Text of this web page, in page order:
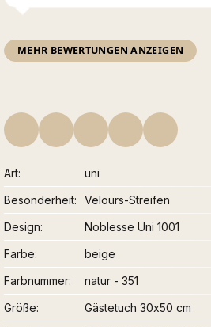
MEHR BEWERTUNGEN ANZEIGEN
Art
uni
Besonderheit
Velours-Streifen
Design
Noblesse Uni 1001
Farbe
beige
Farbnummer
natur - 351
Größe
Gästetuch 30x50 cm